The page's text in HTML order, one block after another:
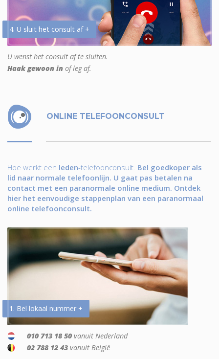
4. U sluit het consult af +
U wenst het consult af te sluiten.
Haak gewoon in of leg af.
ONLINE TELEFOONCONSULT
Hoe werkt een leden-telefoonconsult. Bel goedkoper als
lid naar normale telefoonlijn. U gaat pas betalen na
contact met een paranormale online medium. Ontdek
hier het eenvoudige stappenplan van een paranormaal
online telefoonconsult.
1. Bel lokaal nummer +
010 713 18 50 vanuit Nederland
02 788 12 43 vanuit België